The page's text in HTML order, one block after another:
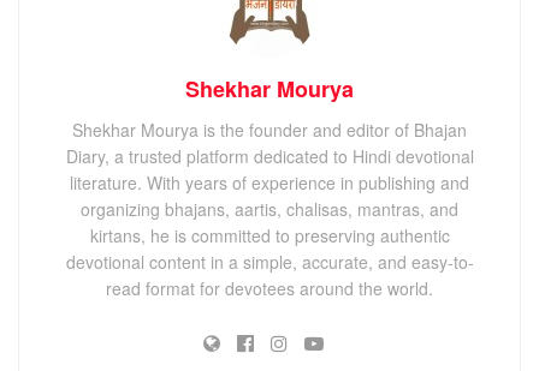
Shekhar Mourya
Shekhar Mourya is the founder and editor of Bhajan
Diary, a trusted platform dedicated to Hindi devotional
literature. With years of experience in publishing and
organizing bhajans, aartis, chalisas, mantras, and
kirtans, he is committed to preserving authentic
devotional content in a simple, accurate, and easy-to-
read format for devotees around the world.